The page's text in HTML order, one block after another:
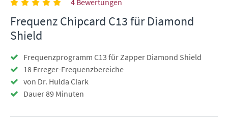
4 Bewertungen
Frequenz Chipcard C13 für Diamond
Shield
Frequenzprogramm C13 für Zapper Diamond Shield
18 Erreger-Frequenzbereiche
von Dr. Hulda Clark
Dauer 89 Minuten